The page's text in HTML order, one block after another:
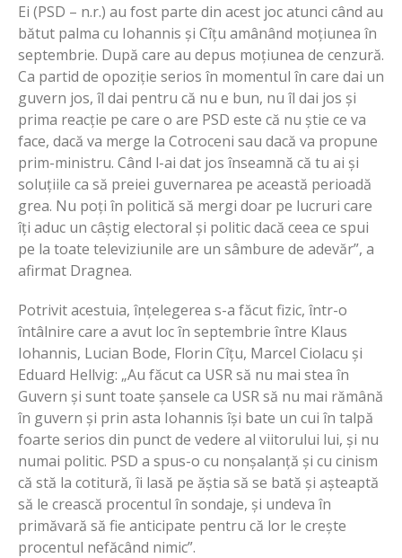
Ei (PSD – n.r.) au fost parte din acest joc atunci când au
bătut palma cu Iohannis și Cîțu amânând moțiunea în
septembrie. După care au depus moțiunea de cenzură.
Ca partid de opoziție serios în momentul în care dai un
guvern jos, îl dai pentru că nu e bun, nu îl dai jos și
prima reacție pe care o are PSD este că nu știe ce va
face, dacă va merge la Cotroceni sau dacă va propune
prim-ministru. Când l-ai dat jos înseamnă că tu ai și
soluțiile ca să preiei guvernarea pe această perioadă
grea. Nu poți în politică să mergi doar pe lucruri care
îți aduc un câștig electoral și politic dacă ceea ce spui
pe la toate televiziunile are un sâmbure de adevăr”, a
afirmat Dragnea.
Potrivit acestuia, înțelegerea s-a făcut fizic, într-o
întâlnire care a avut loc în septembrie între Klaus
Iohannis, Lucian Bode, Florin Cîțu, Marcel Ciolacu și
Eduard Hellvig: „Au făcut ca USR să nu mai stea în
Guvern și sunt toate șansele ca USR să nu mai rămână
în guvern și prin asta Iohannis își bate un cui în talpă
foarte serios din punct de vedere al viitorului lui, și nu
numai politic. PSD a spus-o cu nonșalanță și cu cinism
că stă la cotitură, îi lasă pe ăștia să se bată și așteaptă
să le crească procentul în sondaje, și undeva în
primăvară să fie anticipate pentru că lor le crește
procentul nefăcând nimic”.